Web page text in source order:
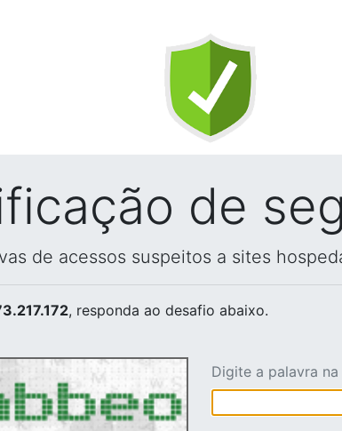
de
de acessos suspeitos a sites
, responda ao desafio abaixo.
Digite a palavra